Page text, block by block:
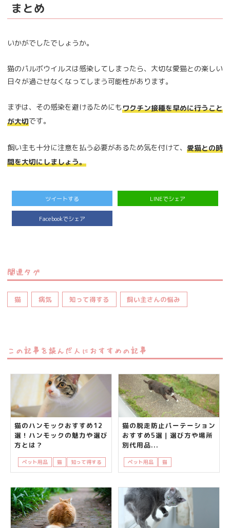
まとめ
いかがでしたでしょうか。
猫のパルボウイルスは感染してしまったら、大切な愛猫との楽しい
日々が過ごせなくなってしまう可能性があります。
まずは、その感染を避けるためにもワクチン接種を早めに行うこと
が大切です。
飼い主も十分に注意を払う必要があるため気を付けて、 愛猫との時
間を大切にしましょう。
ツイートする LINEでシェア
Facebookでシェア
関連タグ
猫 病気 知って得する 飼い主さんの悩み
この記事を読んだ人におすすめの記事
猫のハンモックおすすめ12
選！ハンモックの魅力や選び
方とは？
ペット用品 猫 知って得する
猫の脱走防止パーテーション
おすすめ5選｜選び方や場所
別代用品...
ペット用品 猫